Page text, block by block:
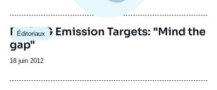
publication
Éditoriaux
EU GHG Emission Targets: "Mind the
gap"
Date
publication
18 juin 2012